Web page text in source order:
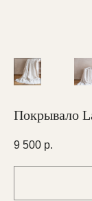
Покрывало
9 500 р.